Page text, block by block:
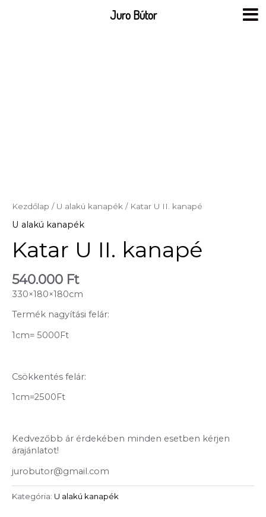
Kezdőlap / U alakú kanapék / Katar U II. kanapé
U alakú kanapék
Katar U II. kanapé
540.000 Ft
330×180×180cm
Termék nagyítási felár:
1cm= 5000Ft
Csökkentés felár:
1cm=2500Ft
Kedvezőbb ár érdekében minden esetben kérjen
árajánlatot!
jurobutor@gmail.com
Kategória: U alakú kanapék
Juro Bútor